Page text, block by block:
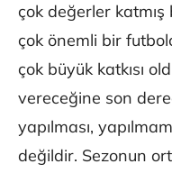
çok değerler
çok önemli bir
çok büyük katkısı
vereceğine son
yapılması,
değildir. Sezonun